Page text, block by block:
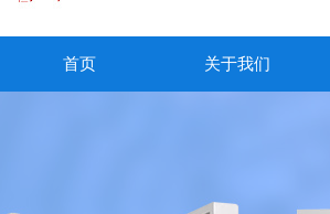
首页 关于我们